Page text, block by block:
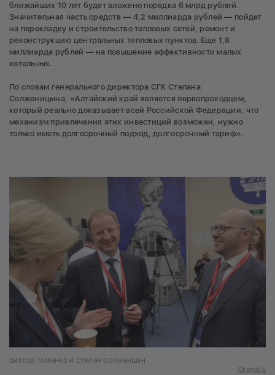
ближайших 10 лет будет вложено порядка 6 млрд рублей.
Значительная часть средств — 4,2 миллиарда рублей — пойдет
на перекладку и строительство тепловых сетей, ремонт и
реконструкцию центральных тепловых пунктов. Еще 1,8
миллиарда рублей — на повышение эффективности малых
котельных.
По словам генерального директора СГК Степана
Солженицына, «Алтайский край является первопроходцем,
который реально доказывает всей Российской Федерации, что
механизм привлечения этих инвестиций возможен, нужно
только иметь долгосрочный подход, долгосрочный тариф».
Виктор Томенко и Степан Солженцын
Скачать